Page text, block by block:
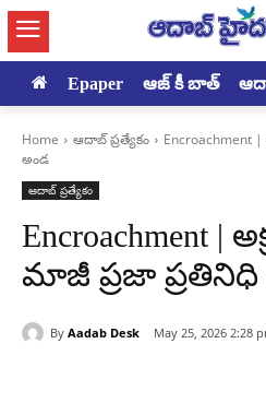
Epaper ఆజ్ కీ బాత్
Home ఆదాబ్ ప్రత్యేకం
Encroachment
అండ
ఆదాబ్ ప్రత్యేకం
Encroachment |
మాజీ ప్రజా
By Aadab Desk May 25, 2026 2:28